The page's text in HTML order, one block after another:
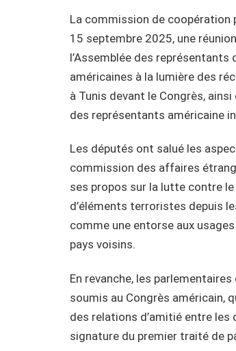
La commission de coopération
15 septembre 2025, une
l’Assemblée des représentants
américaines à la lumière des
à Tunis devant le Congrès,
des représentants américaine
Les députés ont salué les
commission des affaires
ses propos sur la lutte contre
d’éléments terroristes depuis
comme une entorse aux
pays voisins.
En revanche, les
soumis au Congrès américain,
des relations d’amitié entre
signature du premier traité de